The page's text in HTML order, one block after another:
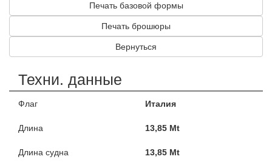
Печать базовой формы
Печать брошюры
Вернуться
Техни. данные
Флаг Италия
Длина 13,85 Mt
Длина судна 13,85 Mt